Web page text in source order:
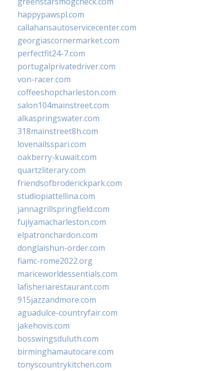
happypawspl.com
callahansautoservicecenter.com
georgiascornermarket.com
perfectfit24-7.com
portugalprivatedriver.com
von-racer.com
coffeeshopcharleston.com
salon104mainstreet.com
alkaspringswater.com
318mainstreet8h.com
lovenailsspari.com
oakberry-kuwait.com
quartzliterary.com
friendsofbroderickpark.com
studiopiattellina.com
jannagrillspringfield.com
fujiyamacharleston.com
elpatronchardon.com
donglaishun-order.com
fiamc-rome2022.org
mariceworldessentials.com
lafisheriarestaurant.com
915jazzandmore.com
aguadulce-countryfair.com
jakehovis.com
bosswingsduluth.com
birminghamautocare.com
tonyscountrykitchen.com